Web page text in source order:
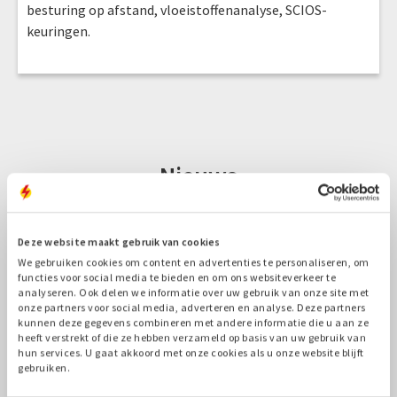
Deze website maakt gebruik van cookies
We gebruiken cookies om content en advertenties te personaliseren, om
functies voor social media te bieden en om ons websiteverkeer te
analyseren. Ook delen we informatie over uw gebruik van onze site met
onze partners voor social media, adverteren en analyse. Deze partners
kunnen deze gegevens combineren met andere informatie die u aan ze
heeft verstrekt of die ze hebben verzameld op basis van uw gebruik van
hun services. U gaat akkoord met onze cookies als u onze website blijft
gebruiken.
besturing op afstand, vloeistoffenanalyse, SCIOS-
keuringen.
Nieuws